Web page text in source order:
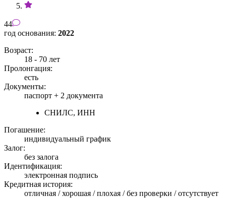
44
год основания: 2022
Возраст:
18 - 70 лет
Пролонгация:
есть
Документы:
паспорт + 2 документа
СНИЛС, ИНН
Погашение:
индивидуальный график
Залог:
без залога
Идентификация:
электронная подпись
Кредитная история:
отличная / хорошая / плохая / без проверки / отсутствует